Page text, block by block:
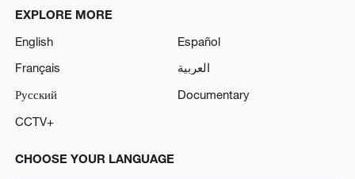
EXPLORE MORE
English
Español
Français
العربية
Русский
Documentary
CCTV+
CHOOSE YOUR LANGUAGE